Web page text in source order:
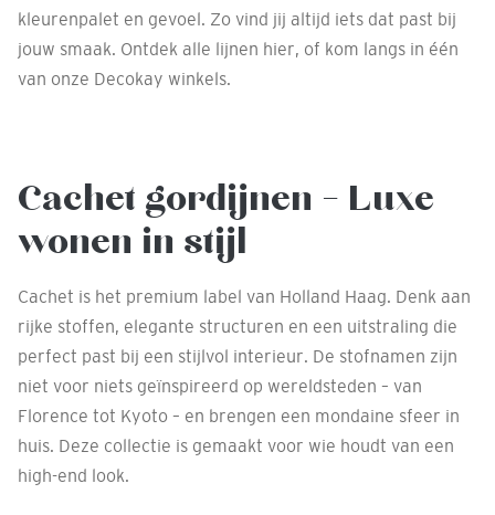
kleurenpalet en gevoel. Zo vind jij altijd iets dat past bij
jouw smaak. Ontdek alle lijnen hier, of kom langs in één
van onze Decokay winkels.
Cachet gordijnen – Luxe
wonen in stijl
Cachet is het premium label van Holland Haag. Denk aan
rijke stoffen, elegante structuren en een uitstraling die
perfect past bij een stijlvol interieur. De stofnamen zijn
niet voor niets geïnspireerd op wereldsteden – van
Florence tot Kyoto – en brengen een mondaine sfeer in
huis. Deze collectie is gemaakt voor wie houdt van een
high-end look.